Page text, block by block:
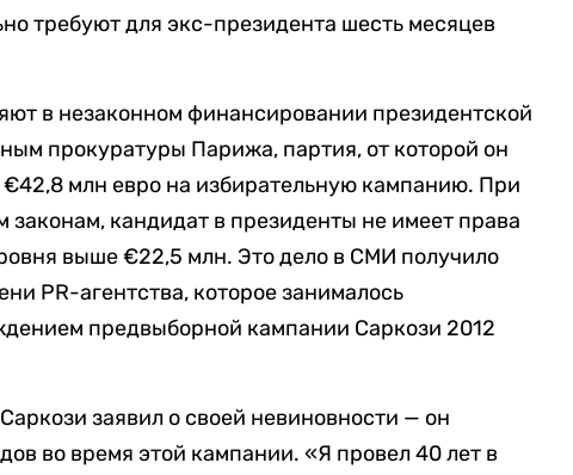
требуют для экс-президента шесть месяцев
в незаконном финансировании президентской
прокуратуры Парижа, партия, от которой он
млн евро на избирательную кампанию. При
законам, кандидат в президенты не имеет права
выше €22,5 млн. Это дело в СМИ получило
PR-агентства, которое занималось
предвыборной кампании Саркози 2012
заявил о своей невиновности — он
во время этой кампании. «Я провел 40 лет в